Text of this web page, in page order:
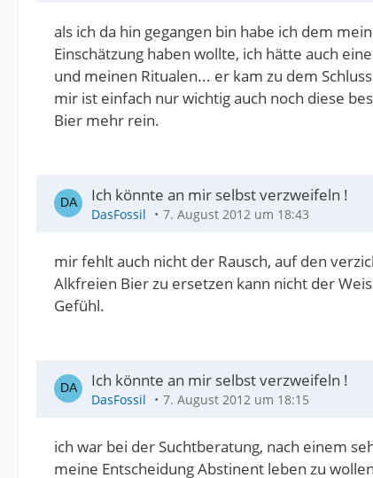
als ich da hin gegangen bin habe ich dem
Einschätzung haben wollte, ich hätte auch
und meinen Ritualen... er kam zu dem
mir ist einfach nur wichtig auch noch diese
Bier mehr rein.
Ich könnte an mir selbst verzweifeln !
DasFossil 7. August 2012 um 18:43
mir fehlt auch nicht der Rausch, auf den
Alkfreien Bier zu ersetzen kann nicht der
Gefühl.
Ich könnte an mir selbst verzweifeln !
DasFossil 7. August 2012 um 18:15
ich war bei der Suchtberatung, nach einem
meine Entscheidung Abstinent leben zu